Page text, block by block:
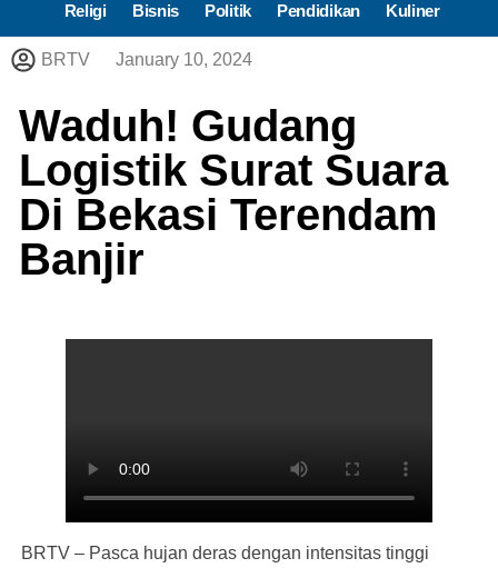
Religi
Bisnis Politik Pendidikan Kuliner
BRTV January 10, 2024
Waduh! Gudang
Logistik Surat Suara
Di Bekasi Terendam
Banjir
BRTV – Pasca hujan deras dengan intensitas tinggi